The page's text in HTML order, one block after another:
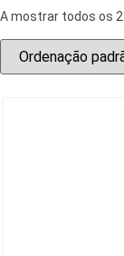
A mostrar todos os